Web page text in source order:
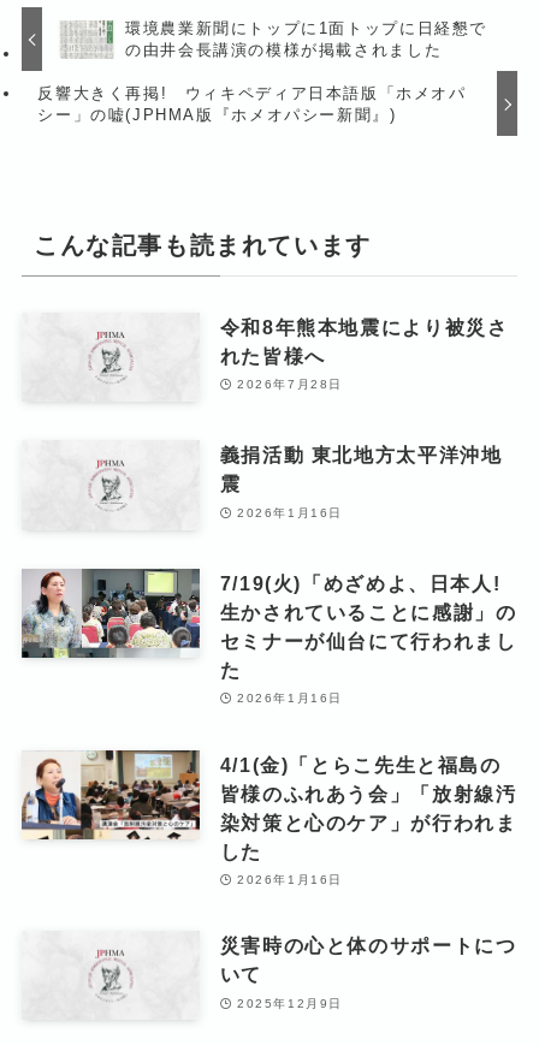
環境農業新聞にトップに1面トップに日経懇で
の由井会長講演の模様が掲載されました
反響大きく再掲! ウィキペディア日本語版「ホメオパ
シー」の嘘(JPHMA版『ホメオパシー新聞』)
こんな記事も読まれています
令和8年熊本地震により被災さ
れた皆様へ
2026年7月28日
義捐活動 東北地方太平洋沖地
震
2026年1月16日
7/19(火)「めざめよ、日本人!
生かされていることに感謝」の
セミナーが仙台にて行われまし
た
2026年1月16日
4/1(金)「とらこ先生と福島の
皆様のふれあう会」「放射線汚
染対策と心のケア」が行われま
した
2026年1月16日
災害時の心と体のサポートにつ
いて
2025年12月9日